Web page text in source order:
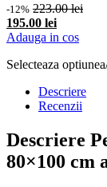
-12% 223.00 lei
195.00 lei
Adauga in cos
Selecteaza
Descriere
Recenzii
Descriere
80×100